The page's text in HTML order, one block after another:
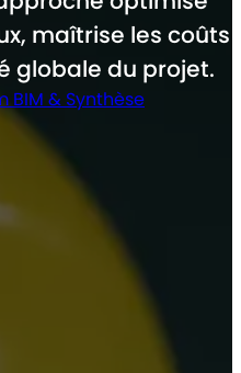
maîtrise les coûts
globale du projet.
BIM & Synthèse